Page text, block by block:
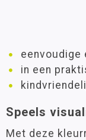
eenvoudige
in een
Speels
Met deze